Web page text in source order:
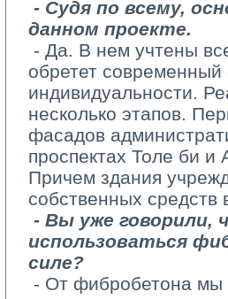
- Судя по всему,
данном проекте.
- Да. В нем учтены
обретет современный
индивидуальности.
несколько этапов.
фасадов
проспектах Толе би
Причем здания
собственных
- Вы уже говорили,
использоваться
силе?
- От фибробетона мы